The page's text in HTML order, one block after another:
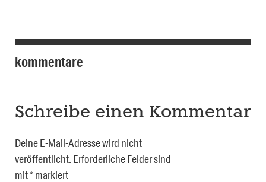
kommentare
Schreibe einen Kommentar
Deine E-Mail-Adresse wird nicht
veröffentlicht. Erforderliche Felder sind
mit*markiert